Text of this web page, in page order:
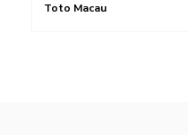
Toto Macau